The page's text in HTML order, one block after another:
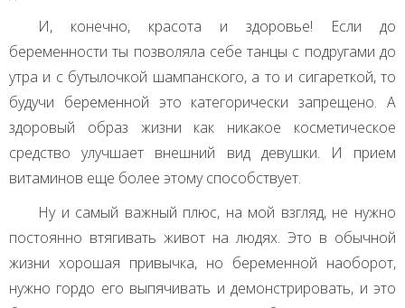
И, конечно, красота и здоровье! Если до
беременности ты позволяла себе танцы с подругами до
утра и с бутылочкой шампанского, а то и сигареткой, то
будучи беременной это категорически запрещено. А
здоровый образ жизни как никакое косметическое
средство улучшает внешний вид девушки. И прием
витаминов еще более этому способствует.
Ну и самый важный плюс, на мой взгляд, не нужно
постоянно втягивать живот на людях. Это в обычной
жизни хорошая привычка, но беременной наоборот,
нужно гордо его выпячивать и демонстрировать, и это